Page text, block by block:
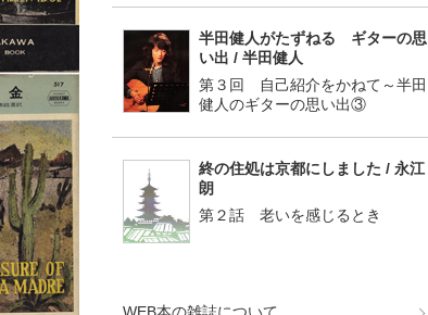
半田健人がたずねる ギターの思
い出 / 半田健人
第３回 自己紹介をかねて～半田
健人のギターの思い出③
終の住処は京都にしました / 永江
朗
第２話 老いを感じるとき